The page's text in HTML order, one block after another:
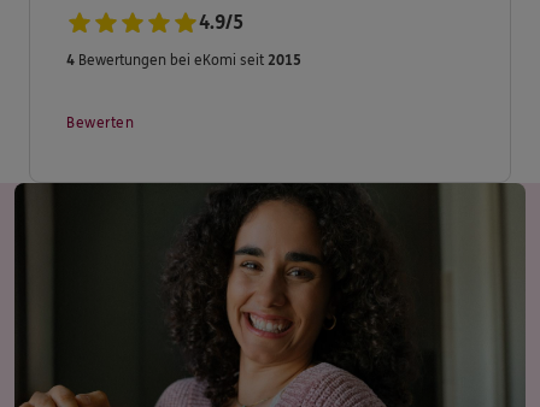
73441 Bopfingen
Tel. 07362/919207
4.9/5
4 Bewertungen bei eKomi seit 2015
Bewerten